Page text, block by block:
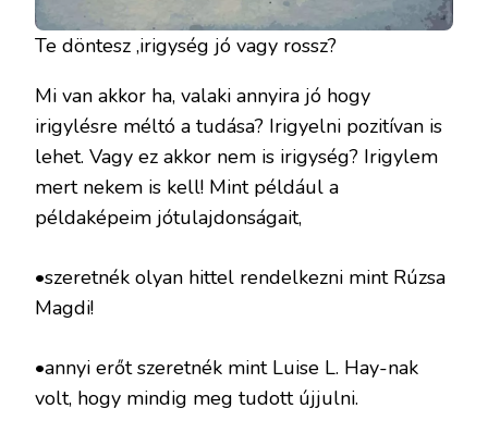
Te döntesz ,irigység jó vagy rossz?
Mi van akkor ha, valaki annyira jó hogy
irigylésre méltó a tudása? Irigyelni pozitívan is
lehet. Vagy ez akkor nem is irigység? Irigylem
mert nekem is kell! Mint például a
példaképeim jótulajdonságait,
•szeretnék olyan hittel rendelkezni mint Rúzsa
Magdi!
•annyi erőt szeretnék mint Luise L. Hay-nak
volt, hogy mindig meg tudott újjulni.